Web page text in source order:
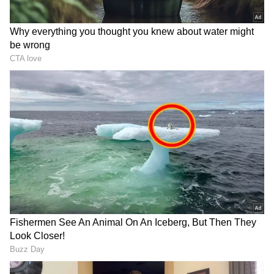
DOWNLOAD APP
, ಸೌಂದರ್ಯ, ಫಿಟ್‌ನೆಸ್,ಕಿಚನ್ ಟಿಪ್ಸ್‌
ಸಂಬಂಧ,ಫ್ಯಾಷನ್, ರೆಸಿಪಿಅಪ್ಡೇಟ್‌ಗಳಿಗಾಗಿ
ಏಷ್ಯಾನೆಟ್ ಸುವರ್ಣ ನ್ಯೂಸ್‌ ಫಾಲೋ ಮಾಡಿ.
ಸಂಪೂರ್ಣ ಮಾಹಿತಿ ಒಂದೇ ಕ್ಲಿಕ್‌ನಲ್ಲಿ ಲಭ್ಯ. ಏಷ್ಯಾನೆಟ್
ಸುವರ್ಣ ನ್ಯೂಸ್ ಅಧಿಕೃತ ಆ್ಯಪ್ ಡೌನ್‌ಲೋಡ್ ಮಾಡಿ
ಹಾಗು ಎಲ್ಲಾ ಅಪ್‌ಡೇಟ್ ಗಳನ್ನು ಪಡೆಯಿರಿ.